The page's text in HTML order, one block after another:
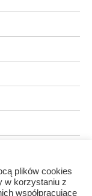
plików cookies
w korzystaniu z
współpracujące